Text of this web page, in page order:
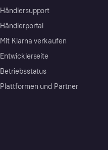
Händlersupport
Händlerportal
Mit Klarna verkaufen
Entwicklerseite
Betriebsstatus
Plattformen und Partner